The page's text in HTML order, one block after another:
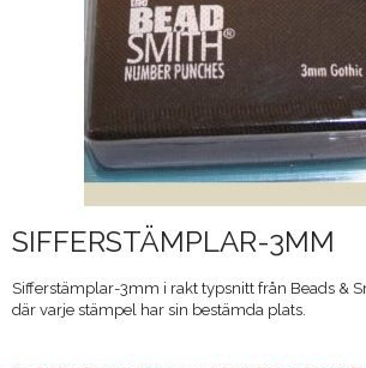
SIFFERSTÄMPLAR-3MM
Sifferstämplar-3mm i rakt typsnitt från Beads &
där varje stämpel har sin bestämda plats.